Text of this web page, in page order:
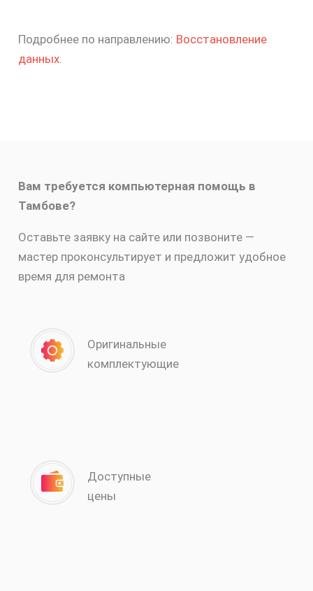
Подробнее по направлению: Восстановление
данных.
Вам требуется компьютерная помощь в
Тамбове?
Оставьте заявку на сайте или позвоните —
мастер проконсультирует и предложит удобное
время для ремонта
Оригинальные
комплектующие
Доступные
цены